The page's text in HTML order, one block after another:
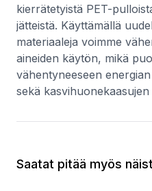
kierrätetyistä PET-
jätteistä. Käyttämällä
materiaaleja voimme
aineiden käytön, mikä
vähentyneeseen
sekä
Saatat pitää myös